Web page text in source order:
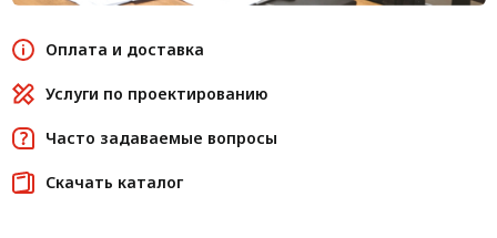
Оплата и доставка
Услуги по проектированию
Часто задаваемые вопросы
Скачать каталог